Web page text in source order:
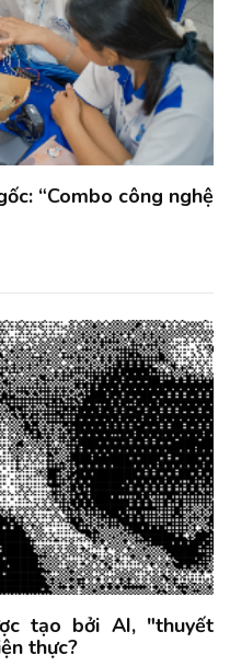
“Combo công nghệ
tạo bởi AI, "thuyết
thực?